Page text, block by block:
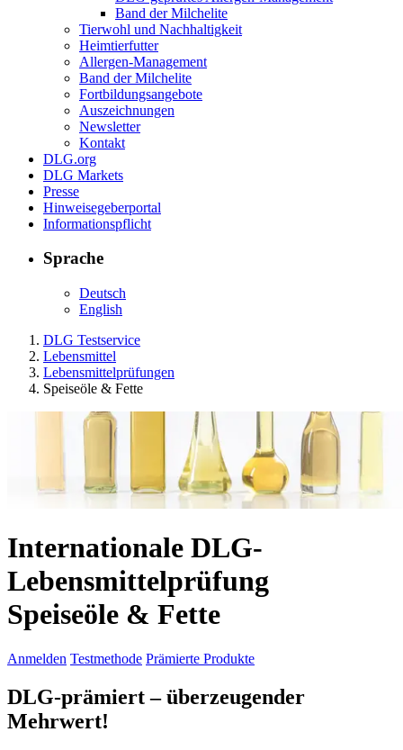
Band der Milchelite
Tierwohl und Nachhaltigkeit
Heimtierfutter
Allergen-Management
Band der Milchelite
Fortbildungsangebote
Auszeichnungen
Newsletter
Kontakt
DLG.org
DLG Markets
Presse
Hinweisegeberportal
Informationspflicht
Sprache
Deutsch
English
DLG Testservice
Lebensmittel
Lebensmittelprüfungen
Speiseöle & Fette
Internationale DLG-
Lebensmittelprüfung
Speiseöle & Fette
Anmelden Testmethode Prämierte Produkte
DLG-prämiert–überzeugender
Mehrwert!